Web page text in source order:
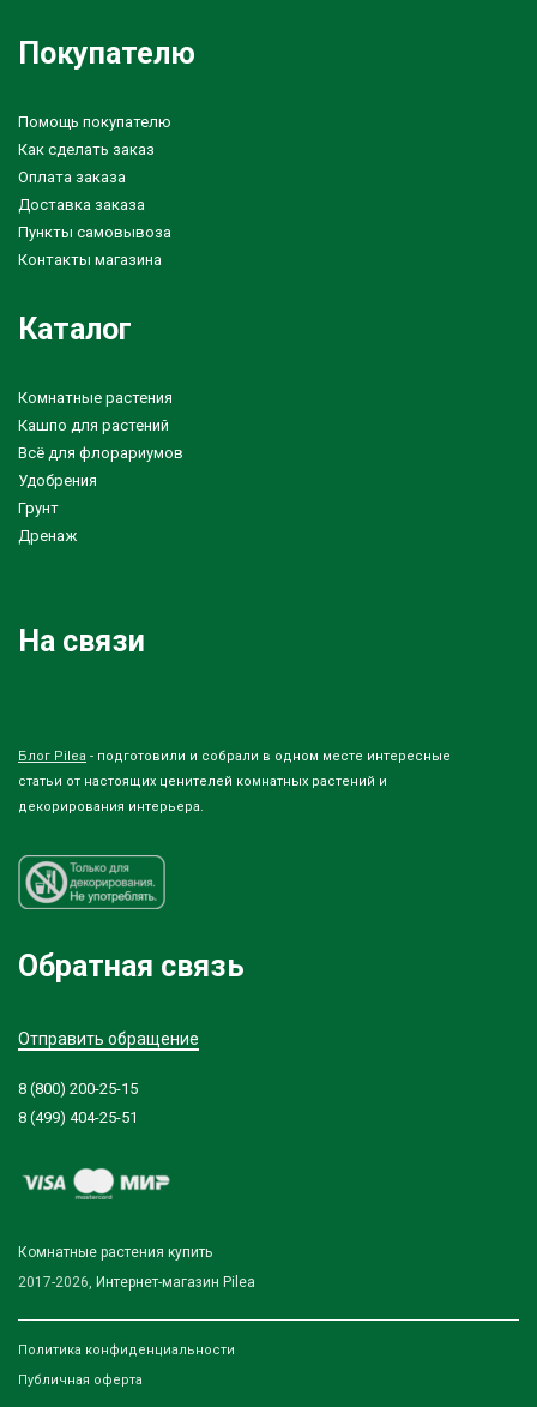
Покупателю
Помощь покупателю
Как сделать заказ
Оплата заказа
Доставка заказа
Пункты самовывоза
Контакты магазина
Каталог
Комнатные растения
Кашпо для растений
Всё для флорариумов
Удобрения
Грунт
Дренаж
На связи
Блог Pilea - подготовили и собрали в одном месте интересные
статьи от настоящих ценителей комнатных растений и
декорирования интерьера.
Обратная связь
Отправить обращение
8 (800) 200-25-15
8 (499) 404-25-51
Комнатные растения купить
2017-2026, Интернет-магазин Pilea
Политика конфиденциальности
Публичная оферта